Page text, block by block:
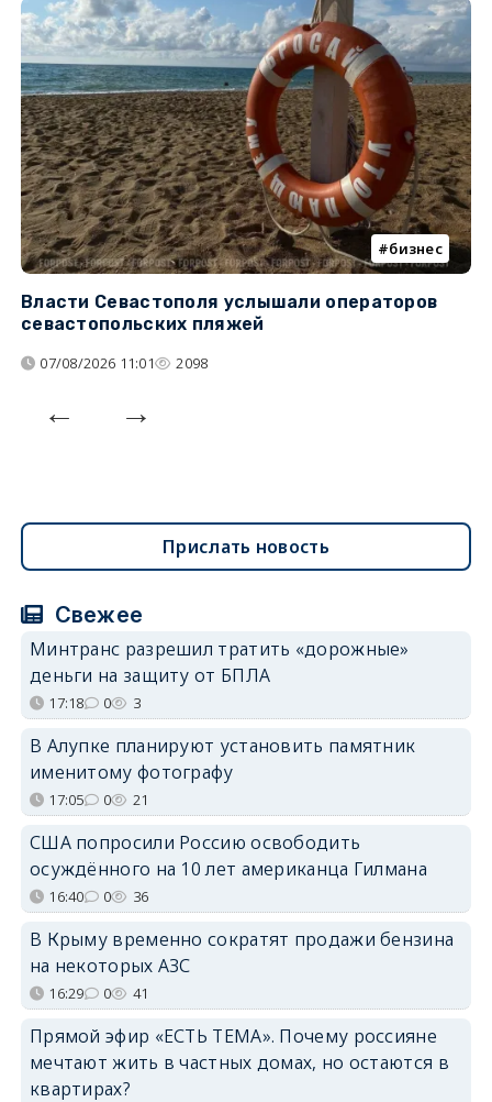
бизнес
Власти Севастополя услышали операторов
севастопольских пляжей
07/08/2026 11:01 2098
Прислать новость
Свежее
Минтранс разрешил тратить «дорожные»
деньги на защиту от БПЛА
17:18 0 3
В Алупке планируют установить памятник
именитому фотографу
17:05 0 21
США попросили Россию освободить
осуждённого на 10 лет американца Гилмана
16:40 0 36
В Крыму временно сократят продажи бензина
на некоторых АЗС
16:29 0 41
Прямой эфир «ЕСТЬ ТЕМА». Почему россияне
мечтают жить в частных домах, но остаются в
квартирах?